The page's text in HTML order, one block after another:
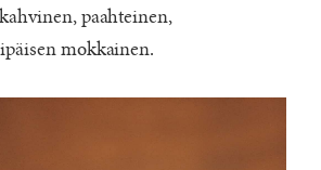
paahteinen,
mokkainen.